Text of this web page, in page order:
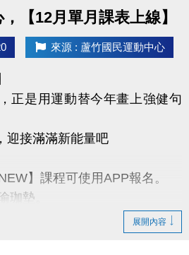
主，感謝您的支持與陪伴。
好事連連！
【12月單月課表上線】
來源 : 蘆竹國民運動中心
正是用運動替今年畫上強健句
迎接滿滿新能量吧
】課程可使用APP報名。
珈墊。
，並攜帶毛巾、水。
展開內容